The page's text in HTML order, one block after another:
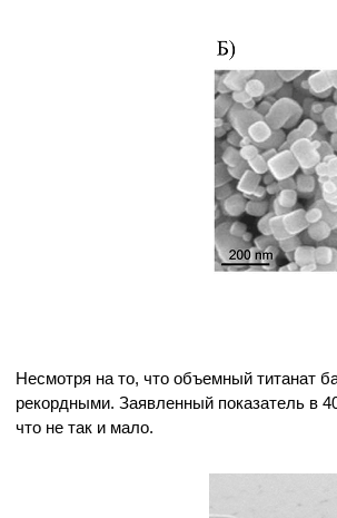
Несмотря на то, что объемный титанат
рекордными. Заявленный показатель в
что не так и мало.